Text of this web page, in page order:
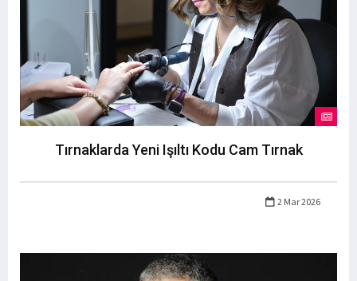
Tırnaklarda Yeni Işıltı Kodu Cam Tırnak
2 Mar 2026